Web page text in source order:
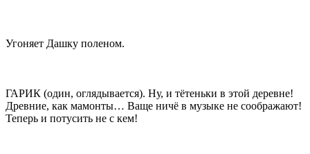
Угоняет Дашку поленом.
ГАРИК (один, оглядывается). Ну, и тётеньки в этой деревне!
Древние, как мамонты… Ваще ничё в музыке не соображают!
Теперь и потусить не с кем!